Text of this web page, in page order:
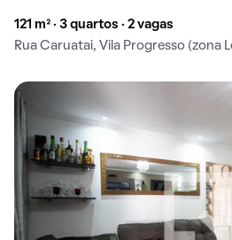
121 m² · 3 quartos · 2 vagas
Rua Caruatai, Vila Progresso (zona